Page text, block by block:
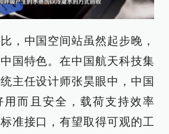
，中国空间站虽然起步晚，
国特色。在中国航天科技集
主任设计师张昊眼中，中国
用而且安全，载荷支持效率
准接口，有望取得可观的工